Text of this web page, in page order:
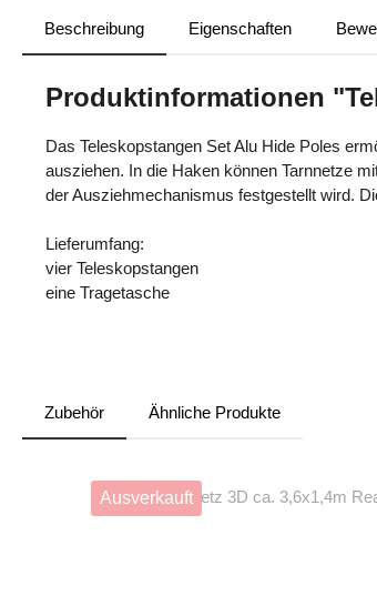
Beschreibung Eigenschaften
Produktinformationen
Das Teleskopstangen Set Alu Hide Poles
ausziehen. In die Haken können Tarnnetze
der Ausziehmechanismus festgestellt wird.
Lieferumfang:
vier Teleskopstangen
eine Tragetasche
Zubehör Ähnliche Produkte
Ausverkauft